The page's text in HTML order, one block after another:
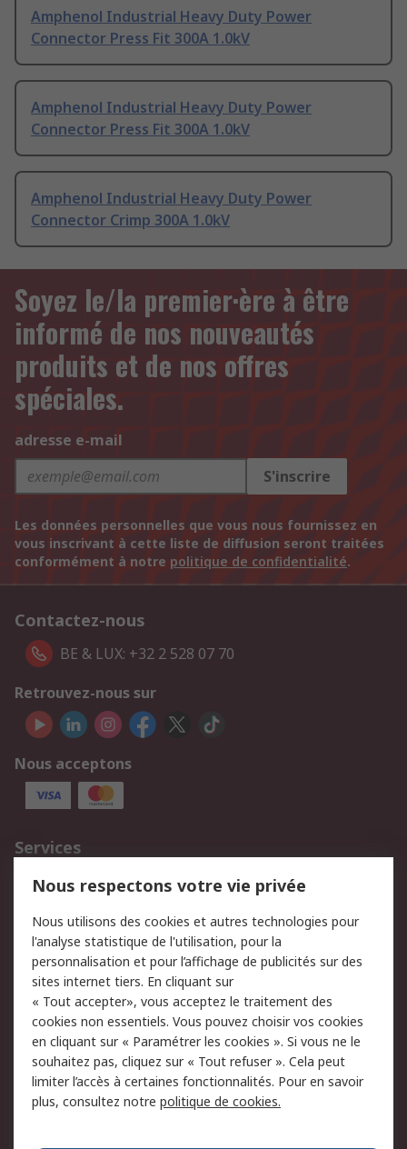
Amphenol Industrial Heavy Duty Power
Connector Press Fit 300A 1.0kV
Amphenol Industrial Heavy Duty Power
Connector Press Fit 300A 1.0kV
Amphenol Industrial Heavy Duty Power
Connector Crimp 300A 1.0kV
Soyez le/la premier·ère à être
informé de nos nouveautés
produits et de nos offres
spéciales.
adresse e-mail
S'inscrire
Les données personnelles que vous nous fournissez en
vous inscrivant à cette liste de diffusion seront traitées
conformément à notre politique de confidentialité.
Contactez-nous
BE & LUX: +32 2 528 07 70
Retrouvez-nous sur
Nous acceptons
Services
750.000 produits
2.500 marques
Retours
Support technique
Track & trace
Legal
Politique de cookies
Sécurité des e-mails
Politique de protection
des données - Mise à
jour
Conditions générales
de vente
Nous respectons votre vie privée
Nous utilisons des cookies et autres technologies pour
l'analyse statistique de l'utilisation, pour la
personnalisation et pour l’affichage de publicités sur des
sites internet tiers. En cliquant sur
« Tout accepter», vous acceptez le traitement des
cookies non essentiels. Vous pouvez choisir vos cookies
en cliquant sur « Paramétrer les cookies ». Si vous ne le
souhaitez pas, cliquez sur « Tout refuser ». Cela peut
limiter l’accès à certaines fonctionnalités. Pour en savoir
plus, consultez notre politique de cookies.